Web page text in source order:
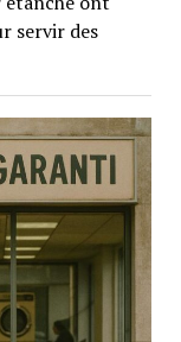
servir des